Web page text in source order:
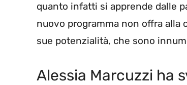
quanto infatti si apprende dalle
nuovo programma non offra alla
sue potenzialità, che sono
Alessia Marcuzzi ha